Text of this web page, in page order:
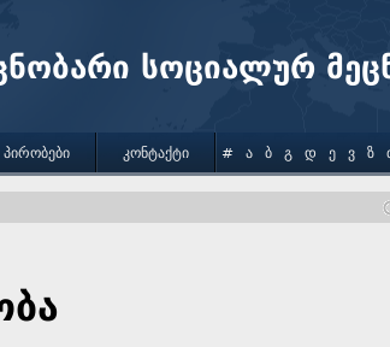
სოციალურ
ᲞᲘᲠᲝᲑᲔᲑᲘ ᲙᲝᲜᲢᲐᲥᲢᲘ # Ა Ბ Გ Დ Ე Ვ Ზ